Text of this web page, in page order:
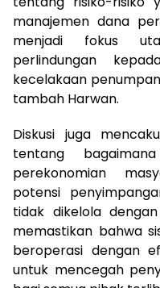
manajemen dana
menjadi fokus
perlindungan
kecelakaan
tambah Harwan.
Diskusi juga
tentang
perekonomian
potensi
tidak dikelola
memastikan bahwa
beroperasi dengan
untuk mencegah